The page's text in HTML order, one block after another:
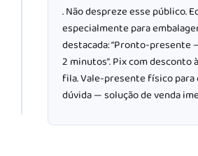
. Não despreze esse público.
especialmente para
destacada: “Pronto-presente
2 minutos”. Pix com desconto
fila. Vale-presente físico para
dúvida — solução de venda